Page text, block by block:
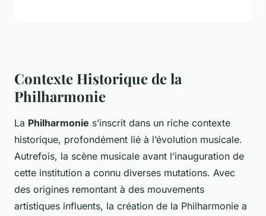
Contexte Historique de la
Philharmonie
La Philharmonie s’inscrit dans un riche contexte
historique, profondément lié à l’évolution musicale.
Autrefois, la scène musicale avant l’inauguration de
cette institution a connu diverses mutations. Avec
des origines remontant à des mouvements
artistiques influents, la création de la Philharmonie a